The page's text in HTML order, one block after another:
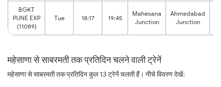
BGKT
PUNE EXP
(11089)
Tue 18:17 19:45
Mahesana
Junction
Ahmedabad
Junction
महेसाणा से साबरमती तक प्रतिदिन चलने वाली ट्रेनें
महेसाणा से साबरमती तक प्रतिदिन कुल 13 ट्रेनें चलती हैं। नीचे विवरण देखें: